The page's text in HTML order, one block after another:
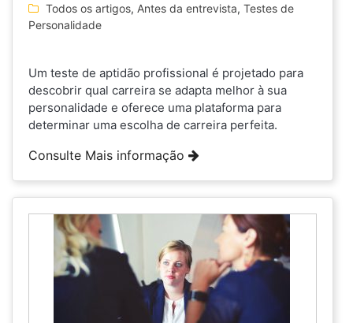
Todos os artigos, Antes da entrevista, Testes de
Personalidade
Um teste de aptidão profissional é projetado para
descobrir qual carreira se adapta melhor à sua
personalidade e oferece uma plataforma para
determinar uma escolha de carreira perfeita.
Consulte Mais informação